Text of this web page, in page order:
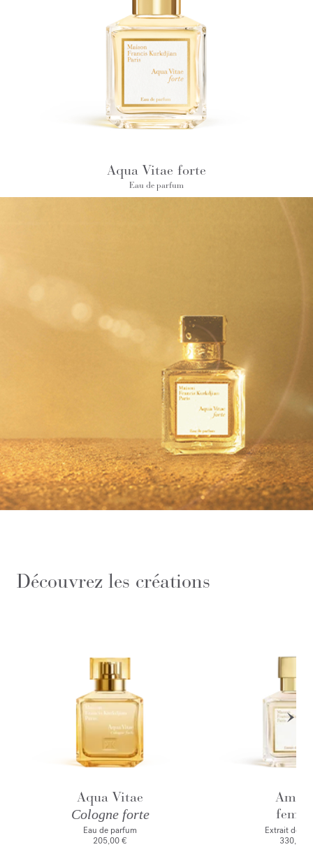
Aqua Vitae forte
Eau de parfum
Découvrez les créations
Aqua Vitae
Cologne forte
Eau de parfum
205,00 €
Extrait de
330,00 €